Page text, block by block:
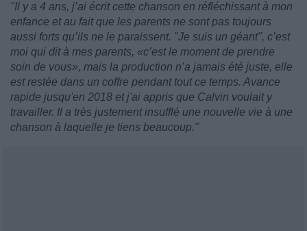
"Il y a 4 ans, j’ai écrit cette chanson en réfléchissant à mon
enfance et au fait que les parents ne sont pas toujours
aussi forts qu’ils ne le paraissent. "Je suis un géant", c’est
moi qui dit à mes parents, «c’est le moment de prendre
soin de vous», mais la production n’a jamais été juste, elle
est restée dans un coffre pendant tout ce temps. Avance
rapide jusqu'en 2018 et j'ai appris que Calvin voulait y
travailler. Il a très justement insufflé une nouvelle vie à une
chanson à laquelle je tiens beaucoup."